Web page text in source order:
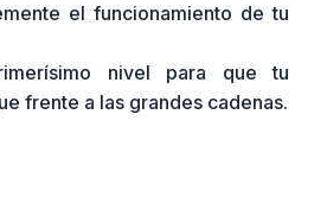
el funcionamiento de tu
nivel para que tu
frente a las grandes cadenas.